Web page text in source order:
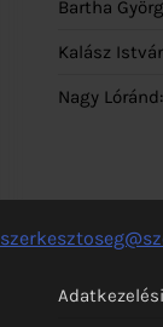
Bartha
Kalász
Nagy